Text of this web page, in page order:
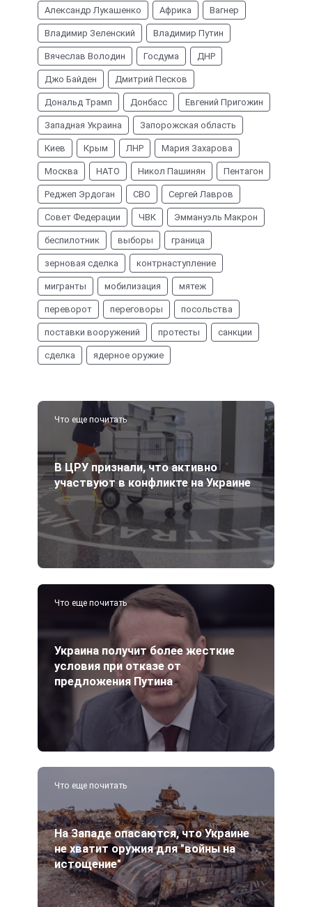
Александр Лукашенко Африка Вагнер
Владимир Зеленский Владимир Путин
Вячеслав Володин Госдума ДНР
Джо Байден Дмитрий Песков
Дональд Трамп Донбасс Евгений Пригожин
Западная Украина Запорожская область
Киев Крым ЛНР Мария Захарова
Москва НАТО Никол Пашинян Пентагон
Реджеп Эрдоган СВО Сергей Лавров
Совет Федерации ЧВК Эммануэль Макрон
беспилотник выборы граница
зерновая сделка контрнаступление
мигранты мобилизация мятеж
переворот переговоры посольства
поставки вооружений протесты санкции
сделка ядерное оружие
Что еще почитать
В ЦРУ признали, что активно
участвуют в конфликте на Украине
Что еще почитать
Украина получит более жесткие
условия при отказе от
предложения Путина
Что еще почитать
На Западе опасаются, что Украине
не хватит оружия для "войны на
истощение"